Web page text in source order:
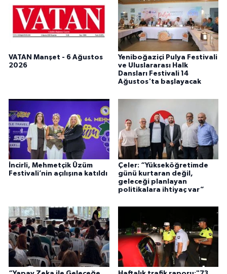
VATAN Manşet - 6 Ağustos
2026
Yeniboğaziçi Pulya Festivali
ve Uluslararası Halk
Dansları Festivali 14
Ağustos'ta başlayacak
İncirli, Mehmetçik Üzüm
Festivali’nin açılışına katıldı
Çeler: “Yükseköğretimde
günü kurtaran değil,
geleceği planlayan
politikalara ihtiyaç var”